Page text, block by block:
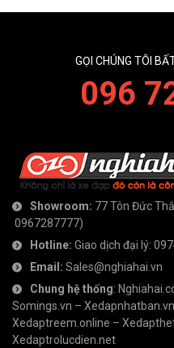
GỌI CHÚNG TÔI
096
Showroom: 77 Tôn Đức
0967287777)
Hotline: Giao dịch đại lý:
Email: Sales@nghiahai.vn
Chung hệ thống:
Somings.vn – Xedapnhatban.vn
Xedaptreem.online –
Xedaptrolucdien.net